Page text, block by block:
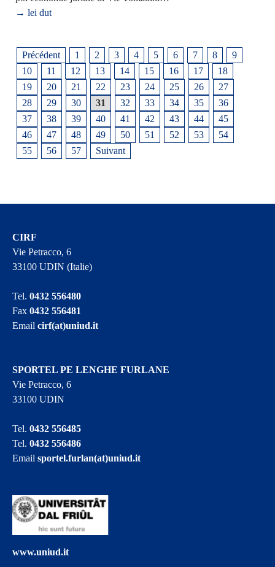
→ lei dut
Précédent 1 2 3 4 5 6 7 8
9
10
11 12 13 14 15 16 17
18
19
20 21 22 23 24 25 26
27
28
29 30 31 32 33 34 35
36
37
38 39 40 41 42 43 44
45
46
47 48 49 50 51 52 53
54
55
56 57 Suivant
CIRF
Vie Petracco, 6
33100 UDIN (Italie)
Tel.0432 556480
Fax0432 556481
Emailcirf(at)uniud.it
SPORTEL PE LENGHE FURLANE
Vie Petracco, 6
33100 UDIN
Tel.0432 556485
Tel.0432 556486
Emailsportel.furlan(at)uniud.it
www.uniud.it